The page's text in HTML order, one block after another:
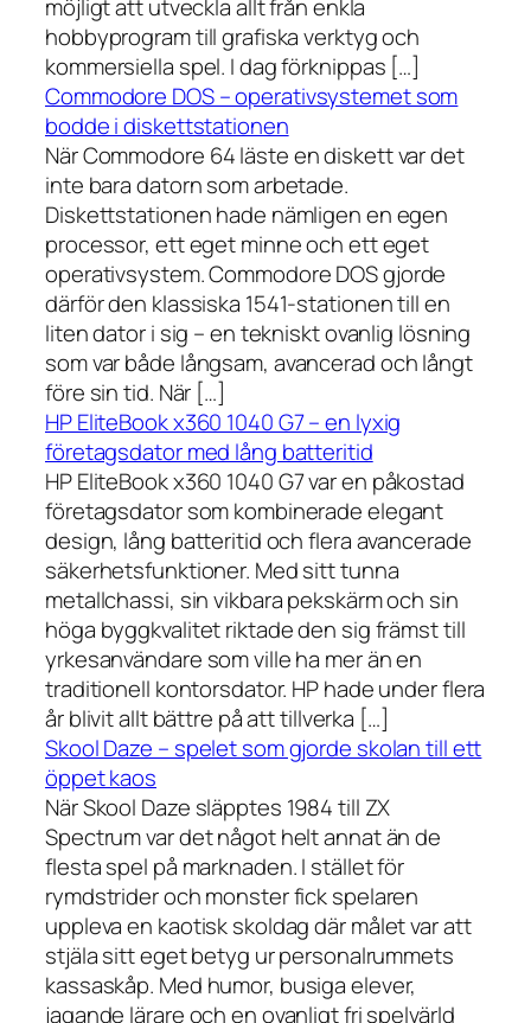
möjligt att utveckla allt från enkla
hobbyprogram till grafiska verktyg och
kommersiella spel. I dag förknippas […]
Commodore DOS – operativsystemet som
bodde i diskettstationen
När Commodore 64 läste en diskett var det
inte bara datorn som arbetade.
Diskettstationen hade nämligen en egen
processor, ett eget minne och ett eget
operativsystem. Commodore DOS gjorde
därför den klassiska 1541-stationen till en
liten dator i sig – en tekniskt ovanlig lösning
som var både långsam, avancerad och långt
före sin tid. När […]
HP EliteBook x360 1040 G7 – en lyxig
företagsdator med lång batteritid
HP EliteBook x360 1040 G7 var en påkostad
företagsdator som kombinerade elegant
design, lång batteritid och flera avancerade
säkerhetsfunktioner. Med sitt tunna
metallchassi, sin vikbara pekskärm och sin
höga byggkvalitet riktade den sig främst till
yrkesanvändare som ville ha mer än en
traditionell kontorsdator. HP hade under flera
år blivit allt bättre på att tillverka […]
Skool Daze – spelet som gjorde skolan till ett
öppet kaos
När Skool Daze släpptes 1984 till ZX
Spectrum var det något helt annat än de
flesta spel på marknaden. I stället för
rymdstrider och monster fick spelaren
uppleva en kaotisk skoldag där målet var att
stjäla sitt eget betyg ur personalrummets
kassaskåp. Med humor, busiga elever,
jagande lärare och en ovanligt fri spelvärld